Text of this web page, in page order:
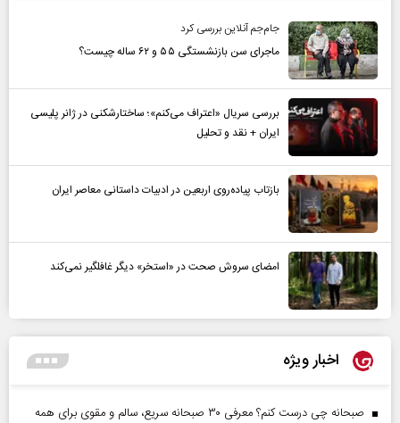
جام‌جم آنلاین بررسی کرد
ماجرای سن بازنشستگی ۵۵ و ۶۲ ساله چیست؟
بررسی سریال «اعتراف می‌کنم»؛ ساختارشکنی در ژانر پلیسی
ایران + نقد و تحلیل
بازتاب پیاده‌روی اربعین در ادبیات داستانی معاصر ایران
امضای سروش صحت در «استخر» دیگر غافلگیر نمی‌کند
اخبار ویژه
صبحانه چی درست کنم؟ معرفی ۳۰ صبحانه سریع، سالم و مقوی برای همه